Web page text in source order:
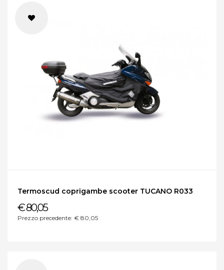
Termoscud coprigambe scooter TUCANO R033
€ 80,05
Prezzo precedente: € 80,05